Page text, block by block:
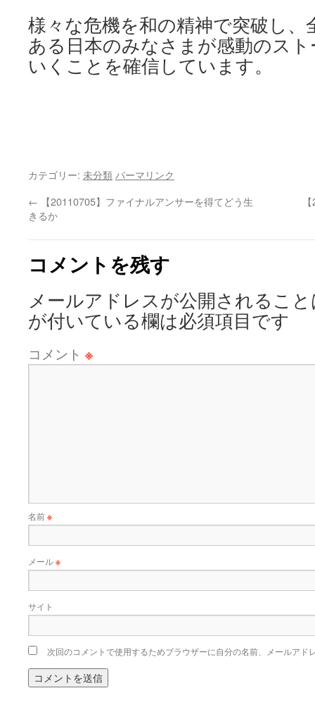
様々な危機を和の精神で突破し、
ある日本のみなさまが感動のス
いくことを確信しています。
カテゴリー: 未分類 パーマリンク
← 【20110705】ファイナルアンサーを得てどう生
きるか
コメントを残す
メールアドレスが公開されるこ
が付いている欄は必須項目です
コメント ※
名前※
メール※
サイト
次回のコメントで使用するためブラウザーに自分の名前、メールアド